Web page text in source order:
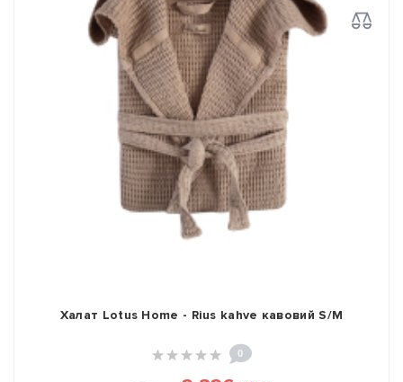
Халат Lotus Home - Rius kahve кавовий S/M
0